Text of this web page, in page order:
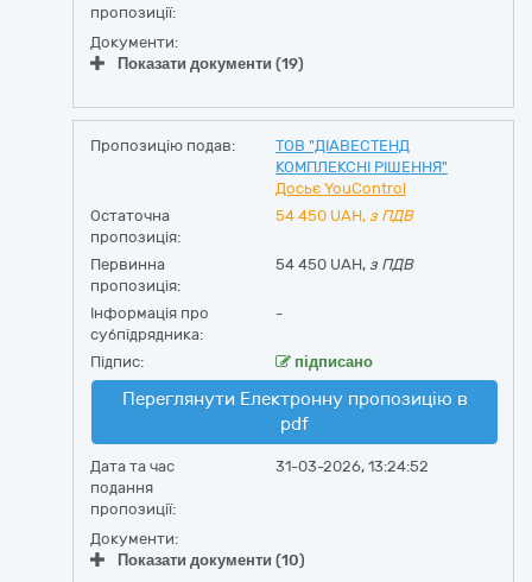
пропозиції:
Документи:
Показати документи (19)
Пропозицію подав:
ТОВ "ДІАВЕСТЕНД
КОМПЛЕКСНІ РІШЕННЯ"
Досьє YouControl
Остаточна
пропозиція:
54 450 UAH, з ПДВ
Первинна
пропозиція:
54 450 UAH, з ПДВ
Інформація про
субпідрядника:
-
Підпис: підписано
Переглянути Електронну пропозицію в
pdf
Дата та час
подання
пропозиції:
31-03-2026, 13:24:52
Документи:
Показати документи (10)